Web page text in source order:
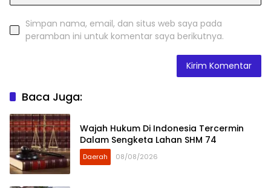
Simpan nama, email, dan situs web saya pada
peramban ini untuk komentar saya berikutnya.
Baca Juga:
Wajah Hukum Di Indonesia Tercermin
Dalam Sengketa Lahan SHM 74
Daerah 08/08/2026